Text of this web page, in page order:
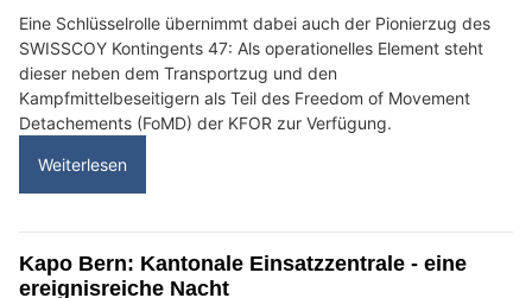
Eine Schlüsselrolle übernimmt dabei auch der Pionierzug des
SWISSCOY Kontingents 47: Als operationelles Element steht
dieser neben dem Transportzug und den
Kampfmittelbeseitigern als Teil des Freedom of Movement
Detachements (FoMD) der KFOR zur Verfügung.
Weiterlesen
Kapo Bern: Kantonale Einsatzzentrale - eine
ereignisreiche Nacht